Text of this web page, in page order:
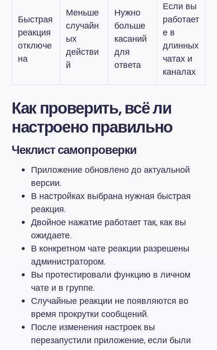
Быстрая
реакция
отключе
на
Меньше
случайн
ых
действи
й
Нужно
больше
касаний
для
ответа
Если вы
работает
е в
длинных
чатах и
каналах
Как проверить, всё ли
настроено правильно
Чеклист самопроверки
Приложение обновлено до актуальной
версии.
В настройках выбрана нужная быстрая
реакция.
Двойное нажатие работает так, как вы
ожидаете.
В конкретном чате реакции разрешены
администратором.
Вы протестировали функцию в личном
чате и в группе.
Случайные реакции не появляются во
время прокрутки сообщений.
После изменения настроек вы
перезапустили приложение, если были